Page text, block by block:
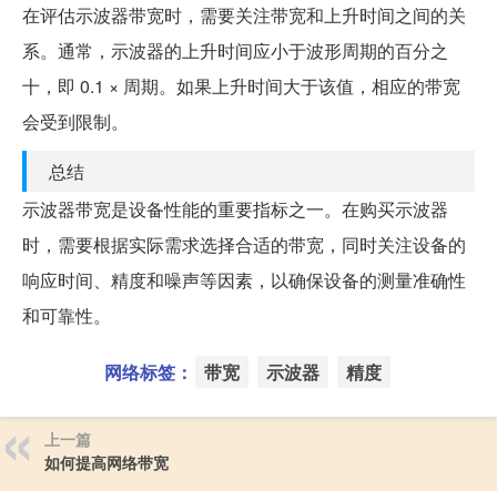
在评估示波器带宽时，需要关注带宽和上升时间之间的关
系。通常，示波器的上升时间应小于波形周期的百分之
十，即 0.1 × 周期。如果上升时间大于该值，相应的带宽
会受到限制。
总结
示波器带宽是设备性能的重要指标之一。在购买示波器
时，需要根据实际需求选择合适的带宽，同时关注设备的
响应时间、精度和噪声等因素，以确保设备的测量准确性
和可靠性。
网络标签： 带宽 示波器 精度
上一篇
如何提高网络带宽